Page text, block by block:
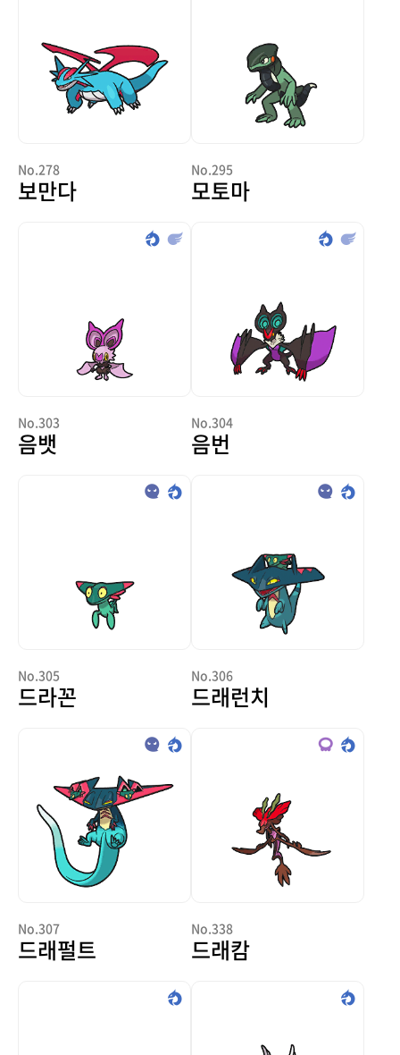
No.278
보만다
No.295
모토마
No.303
음뱃
No.304
음번
No.305
드라꼰
No.306
드래런치
No.307
드래펄트
No.338
드래캄